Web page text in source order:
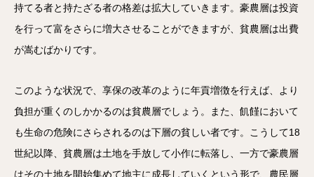
持てる者と持たざる者の格差は拡大していきます。豪農層は投資
を行って富をさらに増大させることができますが、貧農層は出費
が嵩むばかりです。
このような状況で、享保の改革のように年貢増徴を行えば、より
負担が重くのしかかるのは貧農層でしょう。また、飢饉において
も生命の危険にさらされるのは下層の貧しい者です。こうして18
世紀以降、貧農層は土地を手放して小作に転落し、一方で豪農層
はその土地を開始集めて地主に成長していくという形で、農民層